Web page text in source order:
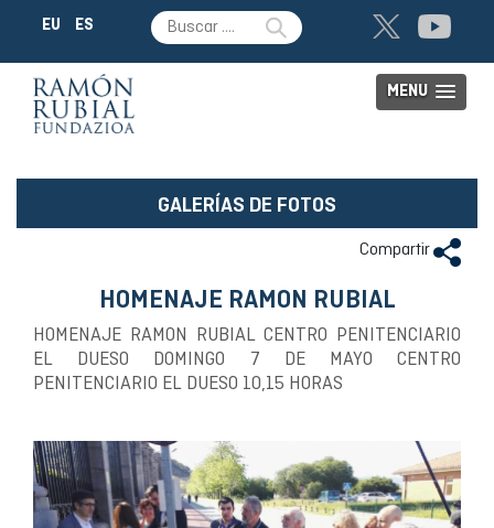
EU ES
MENU
GALERÍAS DE FOTOS
Compartir
HOMENAJE RAMON RUBIAL
HOMENAJE RAMON RUBIAL CENTRO PENITENCIARIO
EL DUESO DOMINGO 7 DE MAYO CENTRO
PENITENCIARIO EL DUESO 10,15 HORAS